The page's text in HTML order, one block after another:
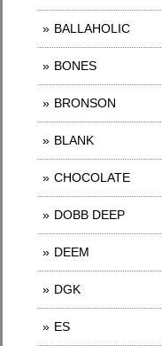
BALLAHOLIC
BONES
BRONSON
BLANK
CHOCOLATE
DOBB DEEP
DEEM
DGK
ES